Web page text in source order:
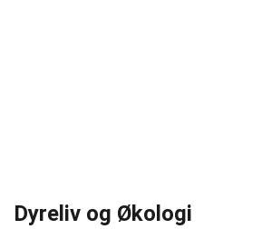
Dyreliv og Økologi